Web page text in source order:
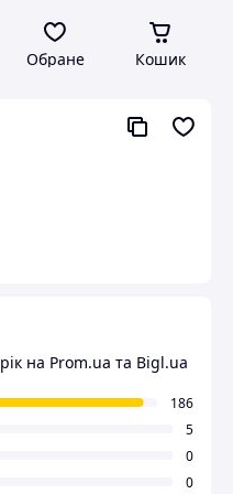
Обране Кошик
на Prom.ua та Bigl.ua
186
5
0
0